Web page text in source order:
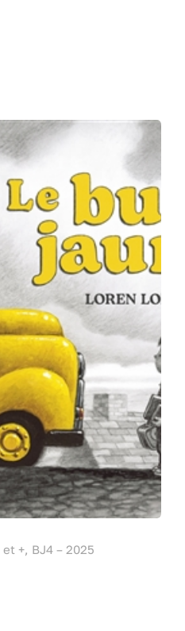
+, BJ4 – 2025